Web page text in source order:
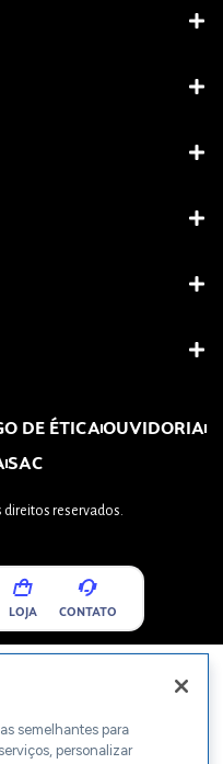
DE ÉTICAOUVIDORIA
SAC
direitos reservados.
LOJA CONTATO
semelhantes para
personalizar